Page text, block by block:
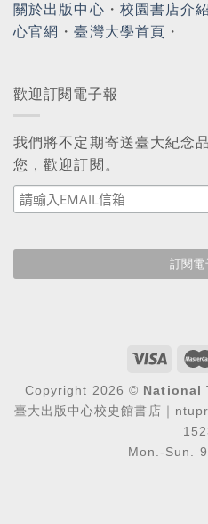
關於出版中心 ・ 校園書店介紹
心官網 ・臺灣大學首頁 ・
歡迎訂閱電子報
我們將不定期寄送臺大紀念
您，歡迎訂閱。
Copyright 2026 © National
臺大出版中心校史館書店｜
Mon.-Sun.